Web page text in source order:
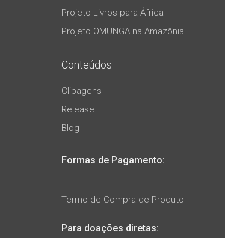
Projeto Livros para África
Projeto OMUNGA na Amazônia
Conteúdos
Clipagens
Release
Blog
Formas de Pagamento:
Termo de Compra de Produto
Para doações diretas: